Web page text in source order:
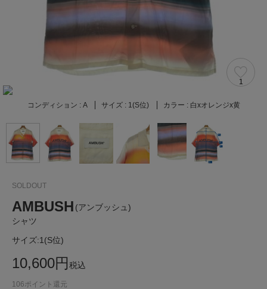
1
コンディション : A サイズ : 1(S位) カラー : 白xオレンジx黄
SOLDOUT
AMBUSH (アンブッシュ)
シャツ
サイズ:1(S位)
10,600円税込
106ポイント還元